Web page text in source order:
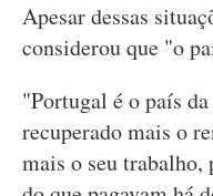
Apesar dessas
considerou que "o
"Portugal é o país
recuperado mais o
mais o seu trabalho,